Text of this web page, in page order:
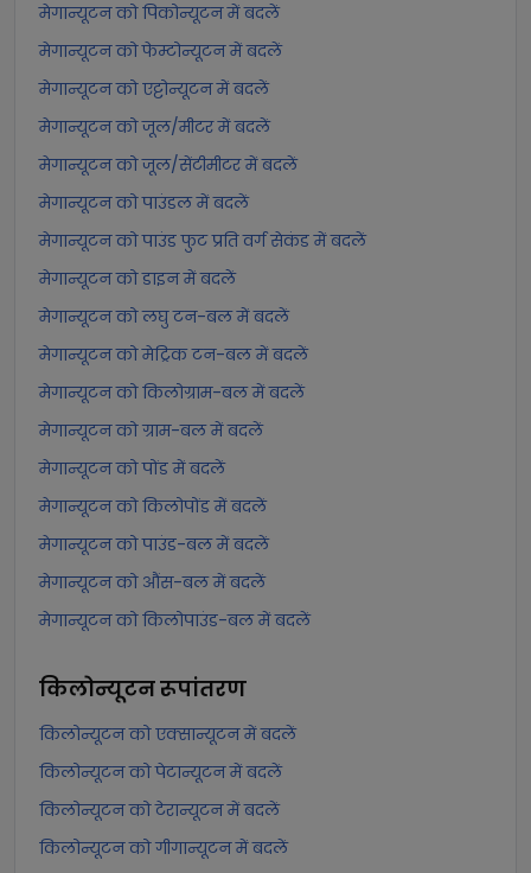
मेगान्यूटन को पिकोन्यूटन में बदलें
मेगान्यूटन को फेम्टोन्यूटन में बदलें
मेगान्यूटन को एट्टोन्यूटन में बदलें
मेगान्यूटन को जूल/मीटर में बदलें
मेगान्यूटन को जूल/सेंटीमीटर में बदलें
मेगान्यूटन को पाउंडल में बदलें
मेगान्यूटन को पाउंड फुट प्रति वर्ग सेकंड में बदलें
मेगान्यूटन को डाइन में बदलें
मेगान्यूटन को लघु टन-बल में बदलें
मेगान्यूटन को मेट्रिक टन-बल में बदलें
मेगान्यूटन को किलोग्राम-बल में बदलें
मेगान्यूटन को ग्राम-बल में बदलें
मेगान्यूटन को पोंड में बदलें
मेगान्यूटन को किलोपोंड में बदलें
मेगान्यूटन को पाउंड-बल में बदलें
मेगान्यूटन को औंस-बल में बदलें
मेगान्यूटन को किलोपाउंड-बल में बदलें
किलोन्यूटनरूपांतरण
किलोन्यूटन को एक्सान्यूटन में बदलें
किलोन्यूटन को पेटान्यूटन में बदलें
किलोन्यूटन को टेरान्यूटन में बदलें
किलोन्यूटन को गीगान्यूटन में बदलें